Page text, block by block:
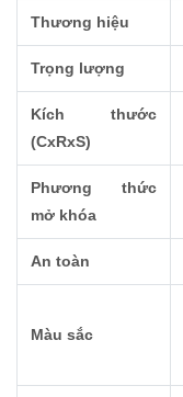
Thương hiệu
Trọng lượng
Kích thước
(CxRxS)
Phương thức
mở khóa
An toàn
Màu sắc